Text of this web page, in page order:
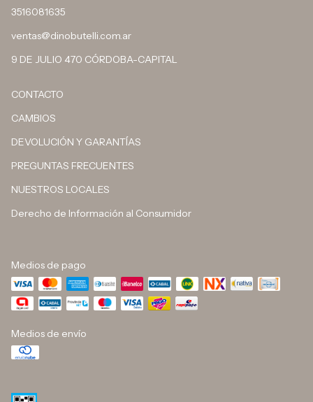
3516081635
ventas@dinobutelli.com.ar
9 DE JULIO 470 CÓRDOBA-CAPITAL
CONTACTO
CAMBIOS
DEVOLUCIÓN Y GARANTÍAS
PREGUNTAS FRECUENTES
NUESTROS LOCALES
Derecho de Información al Consumidor
Medios de pago
Medios de envío